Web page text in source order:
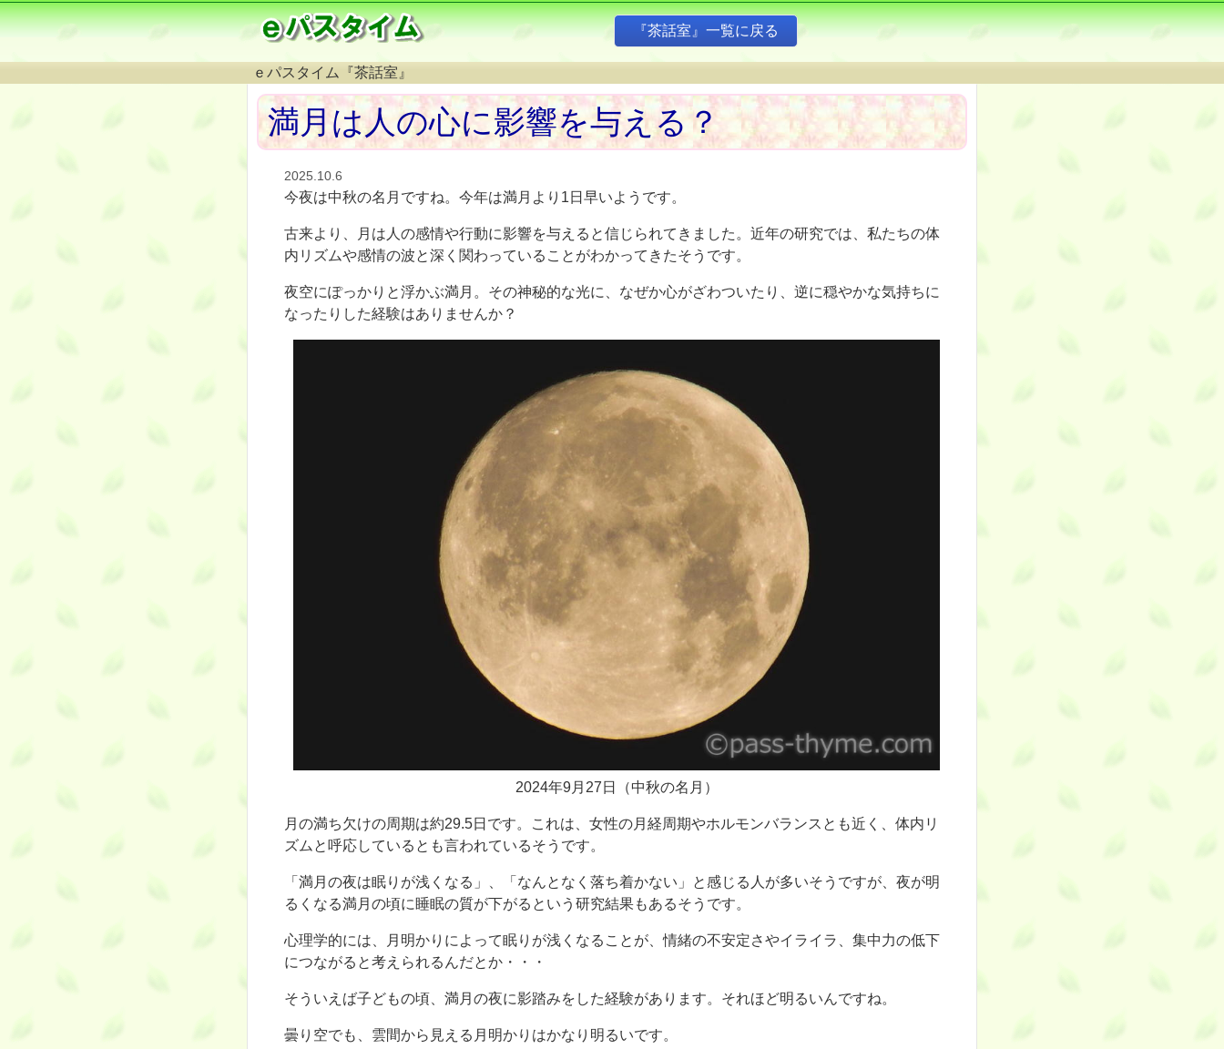
『茶話室』一覧に戻る
ｅパスタイム『茶話室』
満月は人の心に影響を与える？
2025.10.6
今夜は中秋の名月ですね。今年は満月より1日早いようです。
古来より、月は人の感情や行動に影響を与えると信じられてきました。近年の研究では、私たちの体
内リズムや感情の波と深く関わっていることがわかってきたそうです。
夜空にぽっかりと浮かぶ満月。その神秘的な光に、なぜか心がざわついたり、逆に穏やかな気持ちに
なったりした経験はありませんか？
2024年9月27日（中秋の名月）
月の満ち欠けの周期は約29.5日です。これは、女性の月経周期やホルモンバランスとも近く、体内リ
ズムと呼応しているとも言われているそうです。
「満月の夜は眠りが浅くなる」、「なんとなく落ち着かない」と感じる人が多いそうですが、夜が明
るくなる満月の頃に睡眠の質が下がるという研究結果もあるそうです。
心理学的には、月明かりによって眠りが浅くなることが、情緒の不安定さやイライラ、集中力の低下
につながると考えられるんだとか・・・
そういえば子どもの頃、満月の夜に影踏みをした経験があります。それほど明るいんですね。
曇り空でも、雲間から見える月明かりはかなり明るいです。